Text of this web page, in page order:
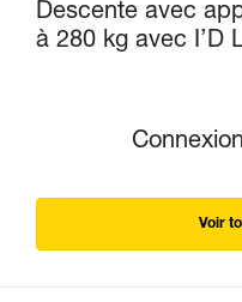
Descente avec
à 280 kg avec I’D
Voir